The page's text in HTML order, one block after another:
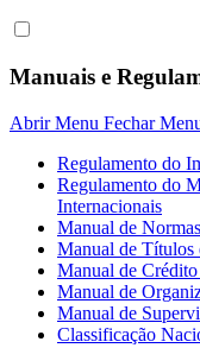
Manuais e
Abrir Menu Fechar
Regulamento do
Regulamento do
Internacionais
Manual de
Manual de Títulos
Manual de
Manual de
Manual de
Classificação